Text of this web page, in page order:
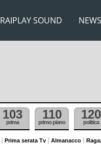
RAIPLAY SOUND NEWS
103
prima
110
primo piano
120
politica
Prima serata Tv Almanacco